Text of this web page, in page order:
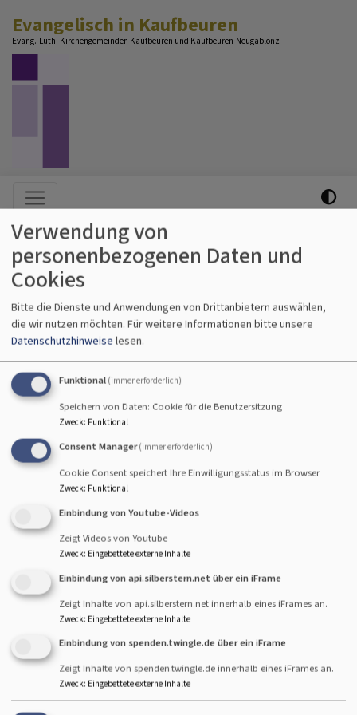
zum
Inhalt
Evangelisch in Kaufbeuren
Evang.-Luth. Kirchengemeinden Kaufbeuren und Kaufbeuren-Neugablonz
Hauptnavigation
Startseite Spiritualität & Kultur
Spiritualität & Kultur
Meditation, geistliche Begleitung,...
Gottesdienste
Gottesdienste für Kinder und Familien
Meditation
Kunst - Kirche - Kultur
Russlanddeutsche Kulturgeschichte
Verwendung von
personenbezogenen Daten und
Cookies
Bitte die Dienste und Anwendungen von Drittanbietern auswählen,
die wir nutzen möchten. Für weitere Informationen bitte unsere
Datenschutzhinweise lesen.
Funktional (immer erforderlich)
Speichern von Daten: Cookie für die Benutzersitzung
Zweck: Funktional
Consent Manager (immer erforderlich)
Cookie Consent speichert Ihre Einwilligungsstatus im Browser
Zweck: Funktional
Einbindung von Youtube-Videos
Zeigt Videos von Youtube
Zweck: Eingebettete externe Inhalte
Einbindung von api.silberstern.net über ein iFrame
Zeigt Inhalte von api.silberstern.net innerhalb eines iFrames an.
Zweck: Eingebettete externe Inhalte
Einbindung von spenden.twingle.de über ein iFrame
Zeigt Inhalte von spenden.twingle.de innerhalb eines iFrames an.
Zweck: Eingebettete externe Inhalte